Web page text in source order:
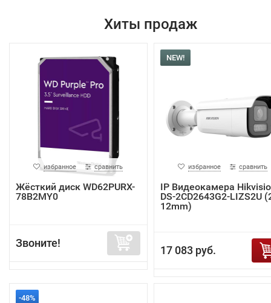
Хиты продаж
избранное сравнить
Жёсткий диск WD62PURX-
78B2MY0
Звоните!
NEW!
избранное сравнить
IP Видеокамера
DS-2CD2643G2-LIZS2U
12mm)
17 083 руб.
-48%